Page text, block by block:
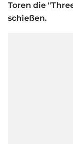
Toren die
schießen.